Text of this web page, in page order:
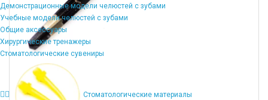
Демонстрационные модели челюстей с зубами
Учебные модели челюстей с зубами
Общие аксессуары
Хирургические тренажеры
Стоматологические сувениры
Стоматологические материалы